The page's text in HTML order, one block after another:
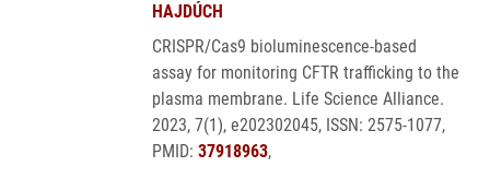
HAJDÚCH
CRISPR/Cas9 bioluminescence-based
assay for monitoring CFTR trafficking to the
plasma membrane. Life Science Alliance.
2023, 7(1), e202302045, ISSN: 2575-1077,
PMID: 37918963,